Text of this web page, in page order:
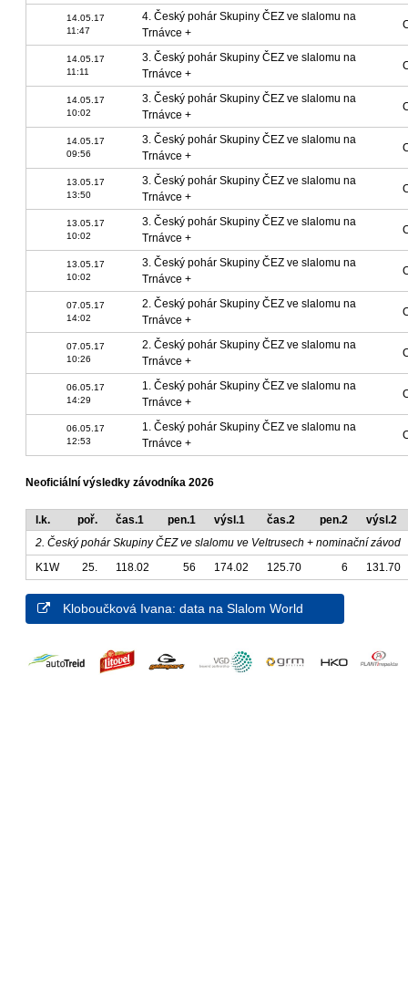
14.05.17
11:47
4. Český pohár Skupiny ČEZ ve slalomu na
Trnávce +
14.05.17
11:11
3. Český pohár Skupiny ČEZ ve slalomu na
Trnávce +
14.05.17
10:02
3. Český pohár Skupiny ČEZ ve slalomu na
Trnávce +
14.05.17
09:56
3. Český pohár Skupiny ČEZ ve slalomu na
Trnávce +
13.05.17
13:50
3. Český pohár Skupiny ČEZ ve slalomu na
Trnávce +
13.05.17
10:02
3. Český pohár Skupiny ČEZ ve slalomu na
Trnávce +
13.05.17
10:02
3. Český pohár Skupiny ČEZ ve slalomu na
Trnávce +
07.05.17
14:02
2. Český pohár Skupiny ČEZ ve slalomu na
Trnávce +
07.05.17
10:26
2. Český pohár Skupiny ČEZ ve slalomu na
Trnávce +
06.05.17
14:29
1. Český pohár Skupiny ČEZ ve slalomu na
Trnávce +
06.05.17
12:53
1. Český pohár Skupiny ČEZ ve slalomu na
Trnávce +
Neoficiální výsledky závodníka 2026
l.k. poř. čas.1 pen.1 výsl.1 čas.2 pen.2
výsl.2
2. Český pohár Skupiny ČEZ ve slalomu ve Veltrusech + nominační závod
K1W
25. 118.02 56 174.02 125.70 6 131.70
Kloboučková Ivana: data na Slalom World